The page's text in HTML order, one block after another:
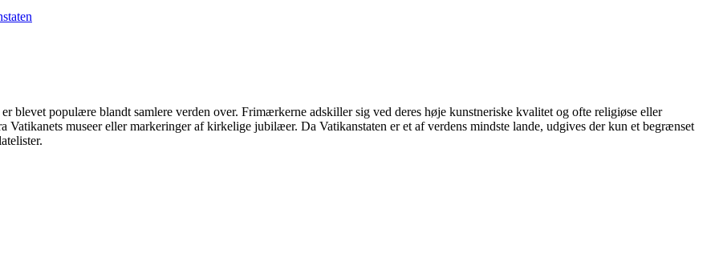
blevet populære blandt samlere verden over. Frimærkerne adskiller sig ved deres høje kunstneriske kvalitet og ofte religiøse eller
museer eller markeringer af kirkelige jubilæer. Da Vatikanstaten er et af verdens mindste lande, udgives der kun et begrænset